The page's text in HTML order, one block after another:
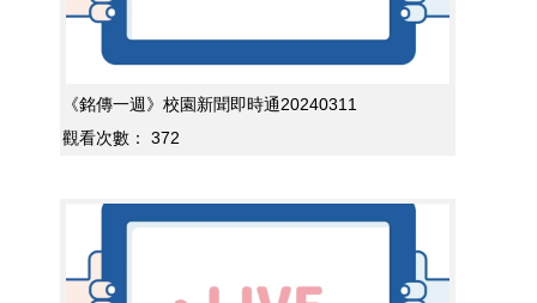
《銘傳一週》校園新聞即時通20240311
觀看次數：
372